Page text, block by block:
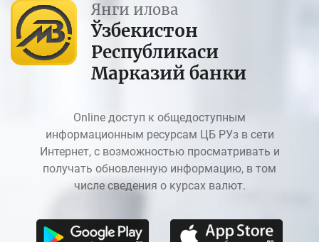
Янги илова
Ўзбекистон
Республикаси
Марказий банки
Online доступ к общедоступным
информационным ресурсам ЦБ РУз в сети
Интернет, с возможностью просматривать и
получать обновленную информацию, в том
числе сведения о курсах валют.